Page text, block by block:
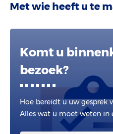
Met wie heeft u te
Komt u
bezoek?
Hoe bereidt u uw gesprek
Alles wat u moet weten in